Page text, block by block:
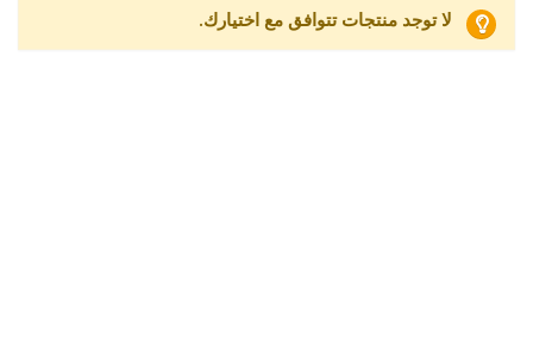
لا توجد منتجات تتوافق مع اختيارك.